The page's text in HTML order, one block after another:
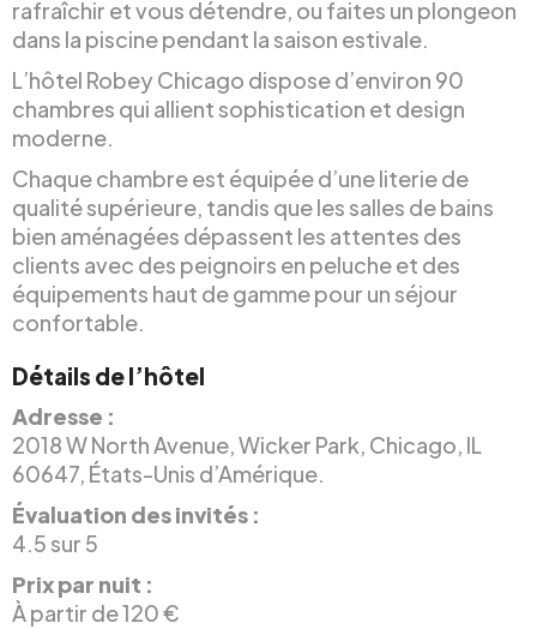
rafraîchir et vous détendre, ou faites un plongeon
dans la piscine pendant la saison estivale.
L’hôtel Robey Chicago dispose d’environ 90
chambres qui allient sophistication et design
moderne.
Chaque chambre est équipée d’une literie de
qualité supérieure, tandis que les salles de bains
bien aménagées dépassent les attentes des
clients avec des peignoirs en peluche et des
équipements haut de gamme pour un séjour
confortable.
Détails de l’hôtel
Adresse :
2018 W North Avenue, Wicker Park, Chicago, IL
60647, États-Unis d’Amérique.
Évaluation des invités :
4.5 sur 5
Prix par nuit :
À partir de 120 €